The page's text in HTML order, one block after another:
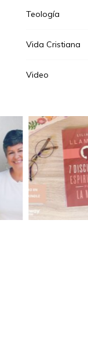
Teología
Vida Cristiana
Video